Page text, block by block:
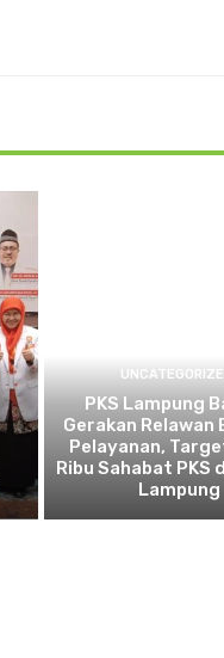
PKS Lampung
Gerakan Relawan
Pelayanan,
Ribu Sahabat PKS
Lampung